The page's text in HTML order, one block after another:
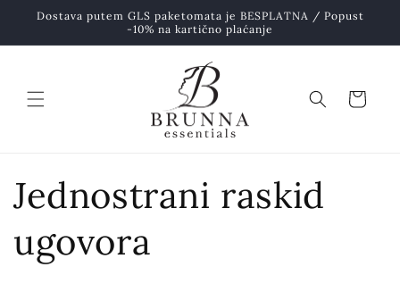
na
Dostava putem GLS paketomata je BESPLATNA / Popust
-10% na kartično plaćanje
Košarica
Jednostrani raskid
ugovora